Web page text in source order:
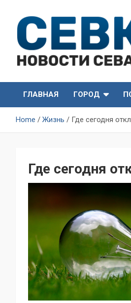
content
СевКор —
Севастополя
ГЛАВНАЯ
ГОРОД
Home Жизнь Где сегодня
Где сегодня